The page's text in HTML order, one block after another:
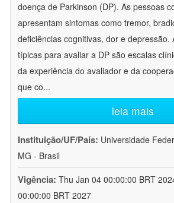
doença de Parkinson (DP). As pessoas
apresentam sintomas como tremor,
deficiências cognitivas, dor e depressão.
típicas para avaliar a DP são escalas
da experiência do avaliador e da
que co...
leia mais
Instituição/UF/País: Universidade
MG - Brasil
Vigência: Thu Jan 04 00:00:00 BRT
00:00:00 BRT 2027